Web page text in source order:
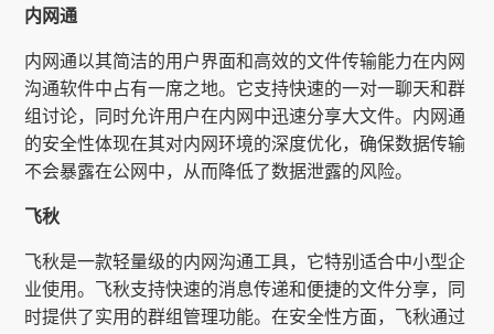
内网通
内网通以其简洁的用户界面和高效的文件传输能力在内网
沟通软件中占有一席之地。它支持快速的一对一聊天和群
组讨论，同时允许用户在内网中迅速分享大文件。内网通
的安全性体现在其对内网环境的深度优化，确保数据传输
不会暴露在公网中，从而降低了数据泄露的风险。
飞秋
飞秋是一款轻量级的内网沟通工具，它特别适合中小型企
业使用。飞秋支持快速的消息传递和便捷的文件分享，同
时提供了实用的群组管理功能。在安全性方面，飞秋通过